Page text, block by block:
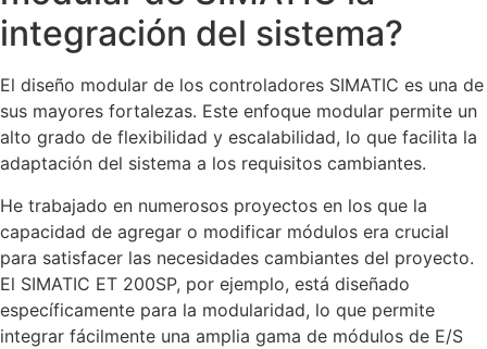
integración del sistema?
El diseño modular de los controladores SIMATIC es una de
sus mayores fortalezas. Este enfoque modular permite un
alto grado de flexibilidad y escalabilidad, lo que facilita la
adaptación del sistema a los requisitos cambiantes.
He trabajado en numerosos proyectos en los que la
capacidad de agregar o modificar módulos era crucial
para satisfacer las necesidades cambiantes del proyecto.
El SIMATIC ET 200SP, por ejemplo, está diseñado
específicamente para la modularidad, lo que permite
integrar fácilmente una amplia gama de módulos de E/S